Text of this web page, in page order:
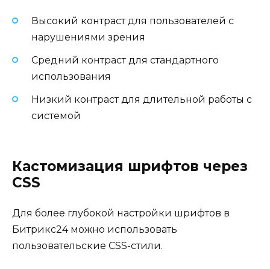
Высокий контраст для пользователей с
нарушениями зрения
Средний контраст для стандартного
использования
Низкий контраст для длительной работы с
системой
Кастомизация шрифтов через
CSS
Для более глубокой настройки шрифтов в
Битрикс24 можно использовать
пользовательские CSS-стили.